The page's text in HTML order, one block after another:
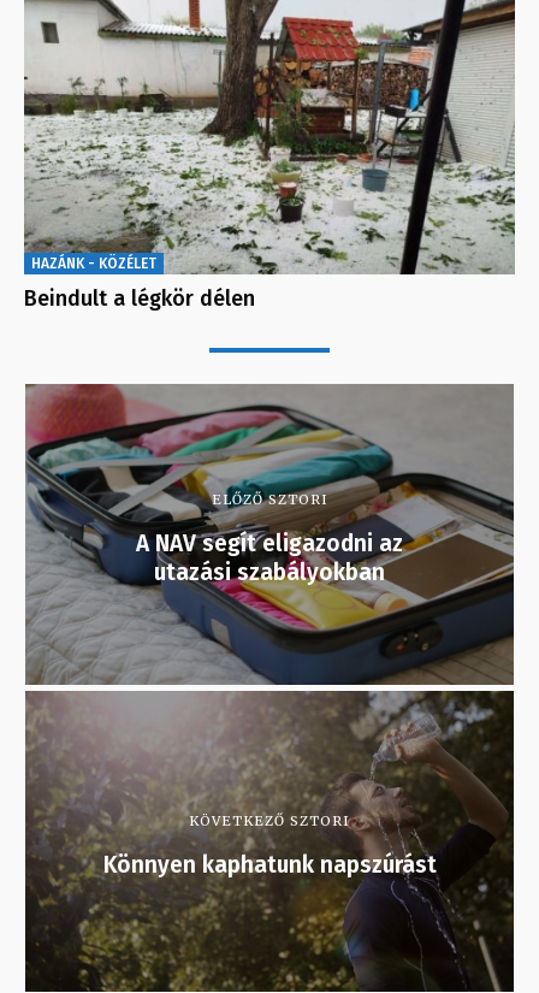
HAZÁNK - KÖZÉLET
Beindult a légkör délen
ELŐZŐ SZTORI
A NAV segít eligazodni az
utazási szabályokban
KÖVETKEZŐ SZTORI
Könnyen kaphatunk napszúrást